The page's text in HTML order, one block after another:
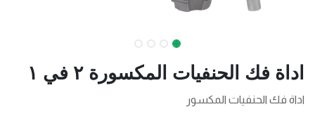
اداة فك الحنفيات المكسورة ٢ في ١
اداة فك الحنفيات المكسور